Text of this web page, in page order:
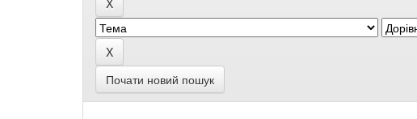
Почати новий пошук